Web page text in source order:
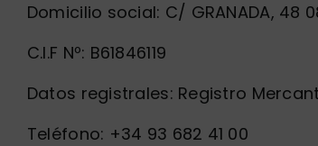
Domicilio social: C/ GRANADA, 48
C.I.F Nº: B61846119
Datos registrales: Registro
Teléfono: +34 93 682 41 00